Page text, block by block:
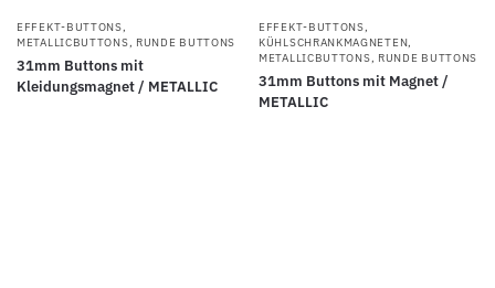
EFFEKT-BUTTONS,
METALLICBUTTONS, RUNDE BUTTONS
31mm Buttons mit
Kleidungsmagnet / METALLIC
EFFEKT-BUTTONS,
KÜHLSCHRANKMAGNETEN,
METALLICBUTTONS, RUNDE BUTTONS
31mm Buttons mit Magnet /
METALLIC